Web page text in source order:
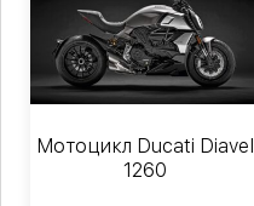
Мотоцикл Ducati Diavel
1260